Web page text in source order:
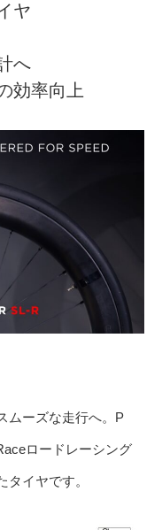
ヤ
へ
効率向上
ムーズな走行へ。P
ロードレーシング
イヤです。